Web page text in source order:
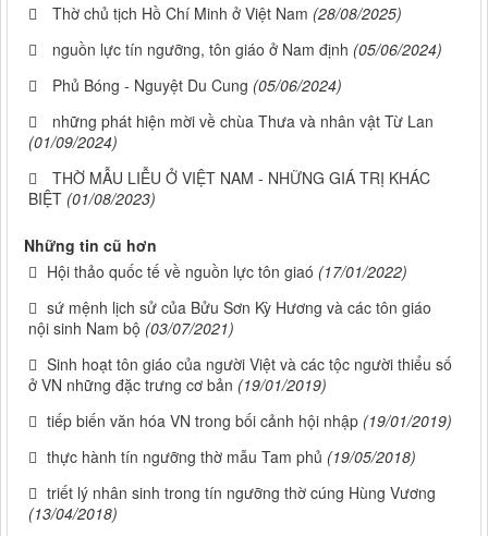
Thờ chủ tịch Hồ Chí Minh ở Việt Nam (28/08/2025)
nguồn lực tín ngưỡng, tôn giáo ở Nam định (05/06/2024)
Phủ Bóng - Nguyệt Du Cung (05/06/2024)
những phát hiện mời về chùa Thưa và nhân vật Từ Lan
(01/09/2024)
THỜ MẪU LIỄU Ở VIỆT NAM - NHỮNG GIÁ TRỊ KHÁC
BIỆT (01/08/2023)
Những tin cũ hơn
Hội thảo quốc tế về nguồn lực tôn giaó (17/01/2022)
sứ mệnh lịch sử của Bửu Sơn Kỳ Hương và các tôn giáo
nội sinh Nam bộ (03/07/2021)
Sinh hoạt tôn giáo của người Việt và các tộc người thiểu số
ở VN những đặc trưng cơ bản (19/01/2019)
tiếp biến văn hóa VN trong bối cảnh hội nhập (19/01/2019)
thực hành tín ngưỡng thờ mẫu Tam phủ (19/05/2018)
triết lý nhân sinh trong tín ngưỡng thờ cúng Hùng Vương
(13/04/2018)